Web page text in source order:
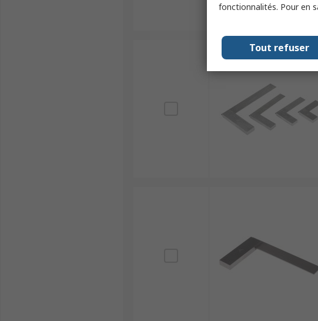
fonctionnalités. Pour en
Tout refuser